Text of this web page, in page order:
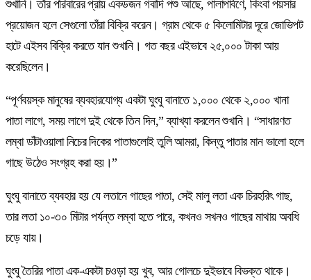
শুখানি। তাঁর পরিবারের প্রায় একডজন গবাদি পশু আছে, পালাপার্বণে, কিংবা পয়সার
প্রয়োজন হলে সেগুলো তাঁরা বিক্রি করেন। গ্রাম থেকে ৫ কিলোমিটার দূরে জোভিপট
হাটে এইসব বিক্রি করতে যান শুখানি। গত বছর এইভাবে ২৫,০০০ টাকা আয়
করেছিলেন।
“পূর্ণবয়স্ক মানুষের ব্যবহারযোগ্য একটা ঘুংঘু বানাতে ১,০০০ থেকে ২,০০০ খানা
পাতা লাগে, সময় লাগে দুই থেকে তিন দিন,” ব্যাখ্যা করলেন শুখানি। “সাধারণত
লম্বা ডাঁটাওয়ালা নিচের দিকের পাতাগুলোই তুলি আমরা, কিন্তু পাতার মান ভালো হলে
গাছে উঠেও সংগ্রহ করা হয়।”
ঘুংঘু বানাতে ব্যবহার হয় যে লতানে গাছের পাতা, সেই মালু লতা এক চিরহরিৎ গাছ,
তার লতা ১০-৩০ মিটার পর্যন্ত লম্বা হতে পারে, কখনও সখনও গাছের মাথায় অবধি
চড়ে যায়।
ঘুংঘু তৈরির পাতা এক-একটা চওড়া হয় খুব, আর গোলচে দুইভাবে বিভক্ত থাকে।